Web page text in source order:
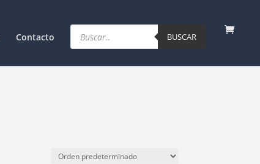
Contacto
Products
search BUSCAR